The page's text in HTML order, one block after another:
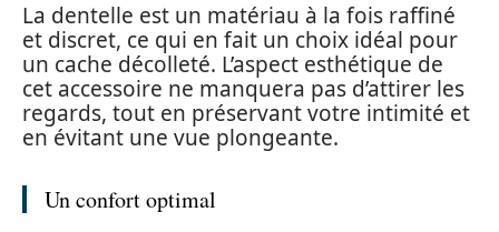
La dentelle est un matériau à la fois raffiné
et discret, ce qui en fait un choix idéal pour
un cache décolleté. L’aspect esthétique de
cet accessoire ne manquera pas d’attirer les
regards, tout en préservant votre intimité et
en évitant une vue plongeante.
Un confort optimal